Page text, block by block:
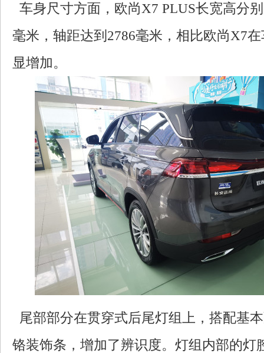
车身尺寸方面，欧尚X7 PLUS长宽高分
毫米，轴距达到2786毫米，相比欧尚X7
显增加。
尾部部分在贯穿式后尾灯组上，搭配基
铬装饰条，增加了辨识度。灯组内部的灯